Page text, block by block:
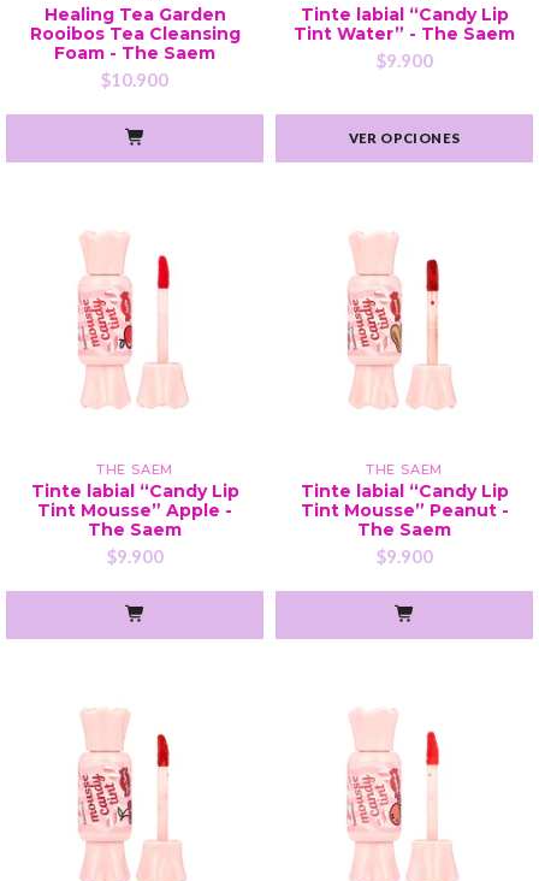
Healing Tea Garden
Rooibos Tea Cleansing
Foam - The Saem
$10.900
Tinte labial “Candy Lip
Tint Water” - The Saem
$9.900
VER OPCIONES
THE SAEM
Tinte labial “Candy Lip
Tint Mousse” Apple -
The Saem
$9.900
THE SAEM
Tinte labial “Candy Lip
Tint Mousse” Peanut -
The Saem
$9.900